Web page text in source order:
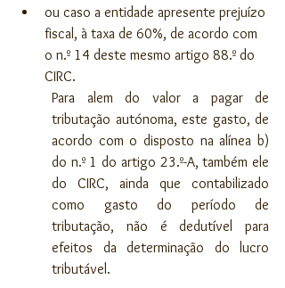
ou caso a entidade apresente prejuízo
fiscal, à taxa de 60%, de acordo com
o n.º 14 deste mesmo artigo 88.º do
CIRC.
Para alem do valor a pagar de
tributação autónoma, este gasto, de
acordo com o disposto na alínea b)
do n.º 1 do artigo 23.º-A, também ele
do CIRC, ainda que contabilizado
como gasto do período de
tributação, não é dedutível para
efeitos da determinação do lucro
tributável.